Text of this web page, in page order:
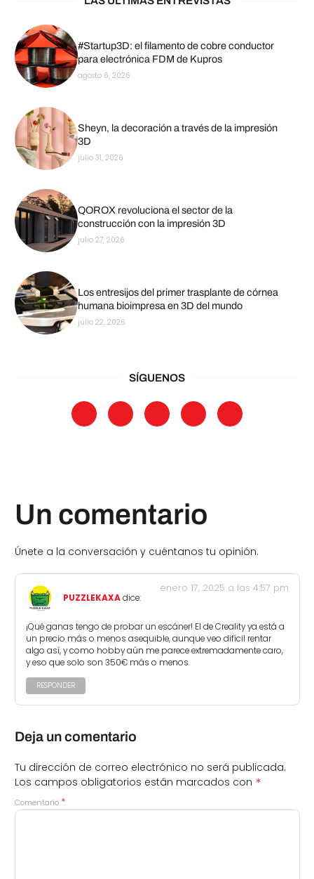
#Startup3D: el filamento de cobre conductor
para electrónica FDM de Kupros
agosto 6, 2026
Sheyn, la decoración a través de la impresión
3D
julio 31, 2026
QOROX revoluciona el sector de la
construcción con la impresión 3D
julio 27, 2026
Los entresijos del primer trasplante de córnea
humana bioimpresa en 3D del mundo
julio 22, 2026
SÍGUENOS
Un comentario
Únete a la conversación y cuéntanos tu opinión.
PUZZLEKAXA dice:
enero 17, 2025 a las 4:57 pm
¡Qué ganas tengo de probar un escáner! El de Creality ya está a
un precio más o menos asequible, aunque veo difícil rentar
algo así, y como hobby aún me parece extremadamente caro,
y eso que solo son 350€ más o menos.
RESPONDER
Deja un comentario
Tu dirección de correo electrónico no será publicada.
Los campos obligatorios están marcados con *
Comentario *